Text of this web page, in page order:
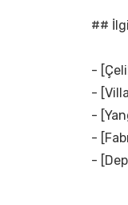
##
-
-
-
-
-